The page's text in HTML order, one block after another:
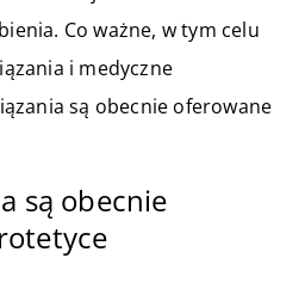
Co ważne, w tym celu
i medyczne
są obecnie oferowane
są obecnie